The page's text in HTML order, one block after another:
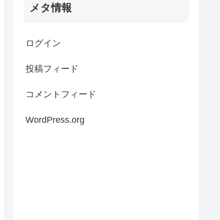
メタ情報
ログイン
投稿フィード
コメントフィード
WordPress.org